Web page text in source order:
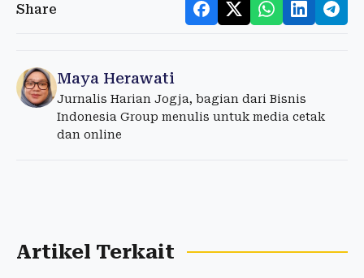
Share
Maya Herawati
Jurnalis Harian Jogja, bagian dari Bisnis
Indonesia Group menulis untuk media cetak
dan online
Artikel Terkait